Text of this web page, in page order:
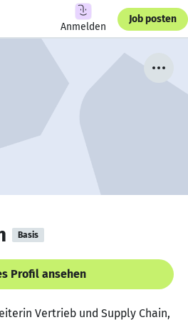
Anmelden
Job posten
Basis
Profil ansehen
Vertrieb und Supply Chain,